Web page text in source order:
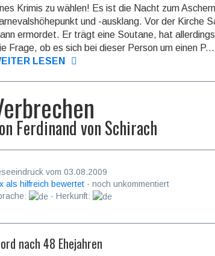
Krimis zu wählen! Es ist die Nacht zum
und -ausklang. Vor der Kirche
ermordet. Er trägt eine Soutane, hat
Frage, ob es sich bei dieser Person um einen P...
LESEN
Ferdinand von Schirach
vom 03.08.2009
als hilfreich bewertet · noch unkommentiert
· Herkunft:
nach 48 Ehejahren